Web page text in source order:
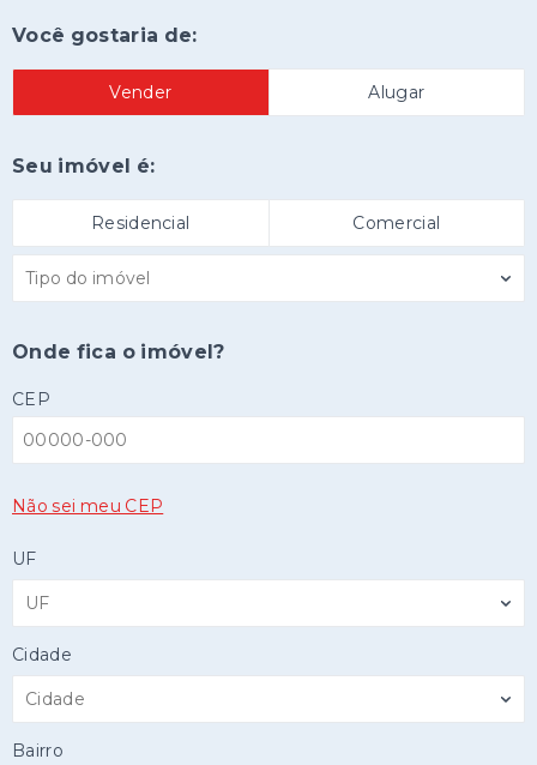
Você gostaria de:
Vender Alugar
Seu imóvel é:
Residencial Comercial
Tipo do imóvel
Onde fica o imóvel?
CEP
Não sei meu CEP
UF
UF
Cidade
Cidade
Bairro